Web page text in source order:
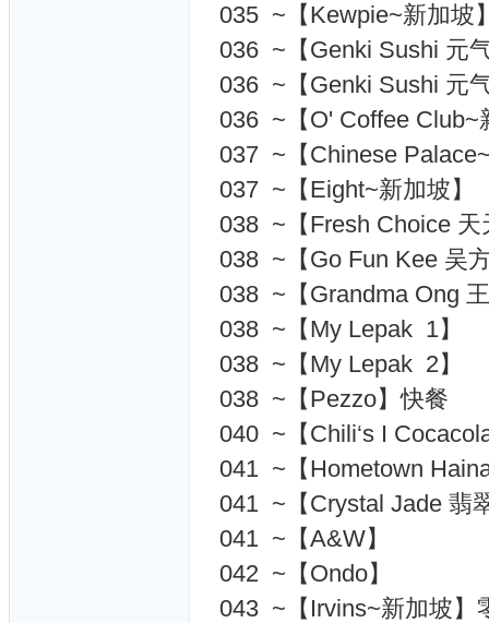
035 ~【Kewpie~新加坡
036 ~【Genki Sushi 元
036 ~【Genki Sushi 元
036 ~【O' Coffee Club~
037 ~【Chinese
037 ~【Eight~新加坡】
038 ~【Fresh Choice
038 ~【Go Fun Kee 吴
038 ~【Grandma Ong
038 ~【My Lepak 1】
038 ~【My Lepak 2】
038 ~【Pezzo】快餐
040 ~【Chili‘s I
041 ~【Hometown
041 ~【Crystal Jade 翡
041 ~【A&W】
042 ~【Ondo】
043 ~【Irvins~新加坡】